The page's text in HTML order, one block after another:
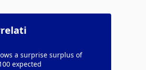
a surprise surplus of
expected